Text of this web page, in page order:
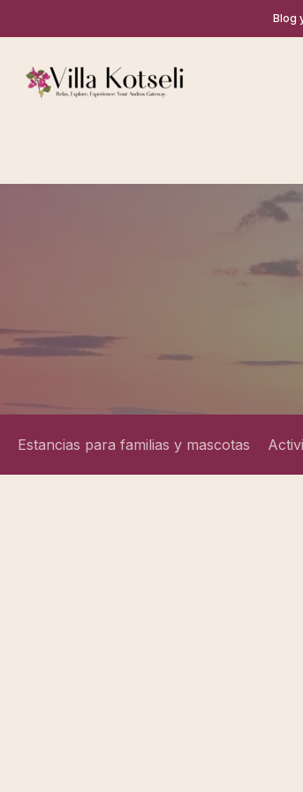
Blog
Estancias para familias y mascotas